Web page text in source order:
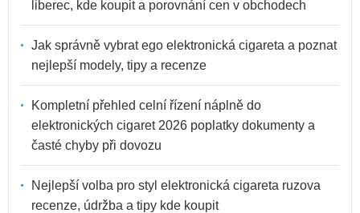
liberec, kde koupit a porovnání cen v obchodech
Jak správně vybrat ego elektronická cigareta a poznat
nejlepší modely, tipy a recenze
Kompletní přehled celní řízení náplně do
elektronických cigaret 2026 poplatky dokumenty a
časté chyby při dovozu
Nejlepší volba pro styl elektronická cigareta ruzova
recenze, údržba a tipy kde koupit